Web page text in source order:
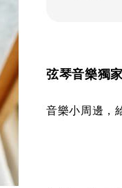
弦琴音樂獨
音樂小周邊，